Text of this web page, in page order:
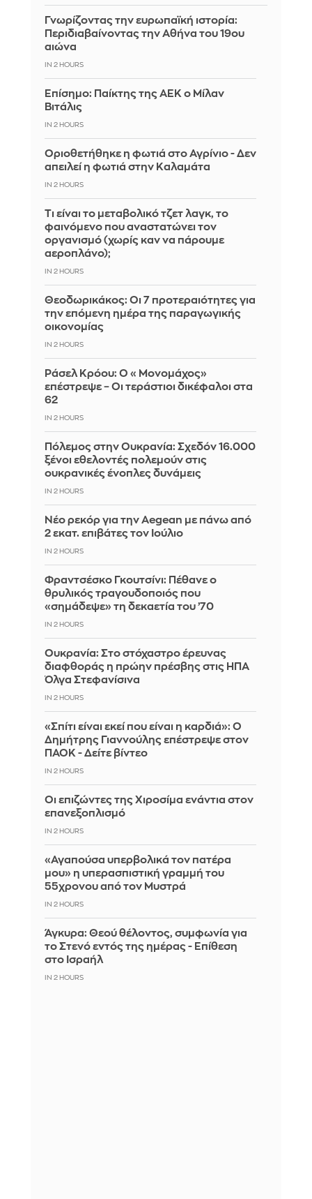
Γνωρίζοντας την ευρωπαϊκή ιστορία:
Περιδιαβαίνοντας την Αθήνα του 19ου
αιώνα
IN 2 HOURS
Επίσημο: Παίκτης της ΑΕΚ ο Μίλαν
Βιτάλις
IN 2 HOURS
Οριοθετήθηκε η φωτιά στο Αγρίνιο - Δεν
απειλεί η φωτιά στην Καλαμάτα
IN 2 HOURS
Τι είναι το μεταβολικό τζετ λαγκ, το
φαινόμενο που αναστατώνει τον
οργανισμό (χωρίς καν να πάρουμε
αεροπλάνο);
IN 2 HOURS
Θεοδωρικάκος: Οι 7 προτεραιότητες για
την επόμενη ημέρα της παραγωγικής
οικονομίας
IN 2 HOURS
Ράσελ Κρόου: Ο «Μονομάχος»
επέστρεψε – Οι τεράστιοι δικέφαλοι στα
62
IN 2 HOURS
Πόλεμος στην Ουκρανία: Σχεδόν 16.000
ξένοι εθελοντές πολεμούν στις
ουκρανικές ένοπλες δυνάμεις
IN 2 HOURS
Νέο ρεκόρ για την Aegean με πάνω από
2 εκατ. επιβάτες τον Ιούλιο
IN 2 HOURS
Φραντσέσκο Γκουτσίνι: Πέθανε ο
θρυλικός τραγουδοποιός που
«σημάδεψε» τη δεκαετία του ’70
IN 2 HOURS
Ουκρανία: Στο στόχαστρο έρευνας
διαφθοράς η πρώην πρέσβης στις ΗΠΑ
Όλγα Στεφανίσινα
IN 2 HOURS
«Σπίτι είναι εκεί που είναι η καρδιά»: Ο
Δημήτρης Γιαννούλης επέστρεψε στον
ΠΑΟΚ - Δείτε βίντεο
IN 2 HOURS
Οι επιζώντες της Χιροσίμα ενάντια στον
επανεξοπλισμό
IN 2 HOURS
«Αγαπούσα υπερβολικά τον πατέρα
μου» η υπερασπιστική γραμμή του
55χρονου από τον Μυστρά
IN 2 HOURS
Άγκυρα: Θεού θέλοντος, συμφωνία για
το Στενό εντός της ημέρας - Επίθεση
στο Ισραήλ
IN 2 HOURS